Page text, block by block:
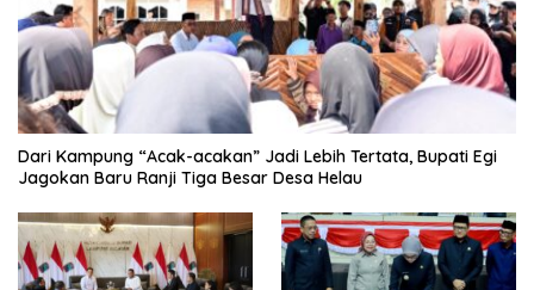
Dari Kampung “Acak-acakan” Jadi Lebih Tertata, Bupati Egi
Jagokan Baru Ranji Tiga Besar Desa Helau